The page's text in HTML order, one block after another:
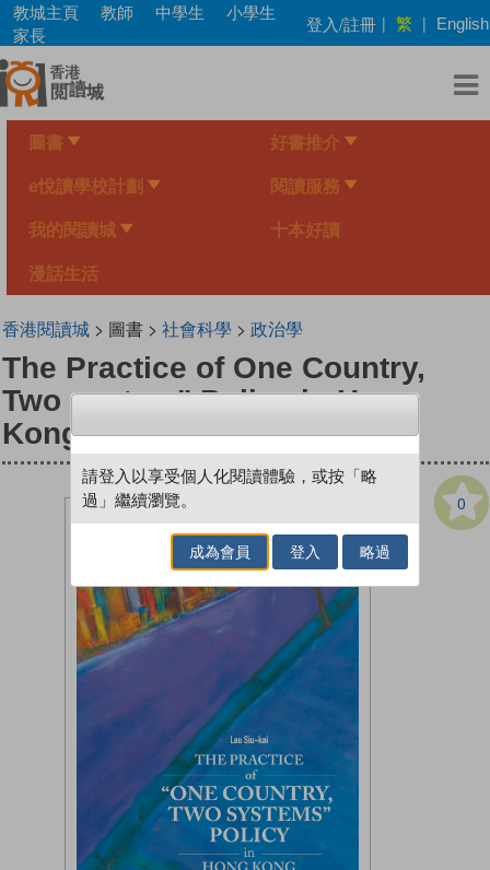
Skip
main
content
教城主頁 教師 中學生
小學生
家長
登入/註冊 | 繁 | English
圖書 好書推介
e悅讀學校計劃 閱讀服務
我的閱讀城 十本好讀
漫話生活
香港閱讀城> 圖書 > 社會科學 > 政治學
The Practice of One Country,
Two system" Policy in Hong
Kong"
0
請登入以享受個人化閱讀體驗，或按「略
過」繼續瀏覽。
成為會員 登入 略過